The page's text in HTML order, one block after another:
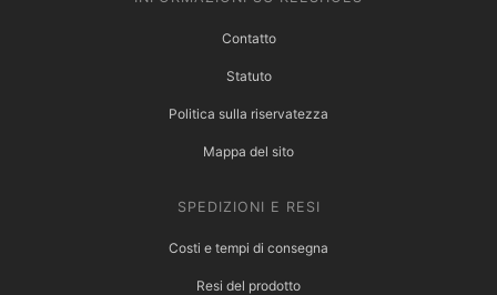
Contatto
Statuto
Politica sulla riservatezza
Mappa del sito
SPEDIZIONI E RESI
Costi e tempi di consegna
Resi del prodotto